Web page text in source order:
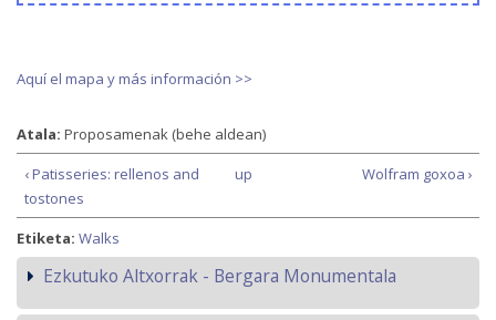
Aquí el mapa y más información >>
Atala: Proposamenak (behe aldean)
‹ Patisseries: rellenos and
tostones
up Wolfram goxoa ›
Etiketa: Walks
Ezkutuko Altxorrak - Bergara Monumentala